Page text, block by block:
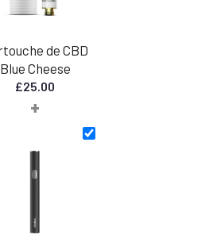
de CBD
Blue Cheese
£25.00
+